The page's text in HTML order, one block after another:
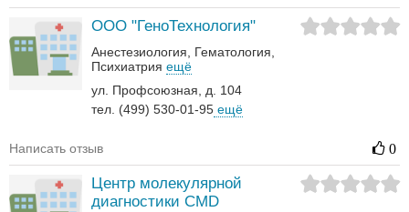
ООО "ГеноТехнология"
Анестезиология
Гематология‎
Психиатрия ещё
ул. Профсоюзная, д. 104
тел. (499) 530-01-95 ещё
Написать отзыв 0
Центр молекулярной
диагностики CMD